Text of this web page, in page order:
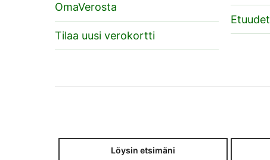
OmaVerosta
Tilaa uusi verokortti
Etuudet
Löysin etsimäni